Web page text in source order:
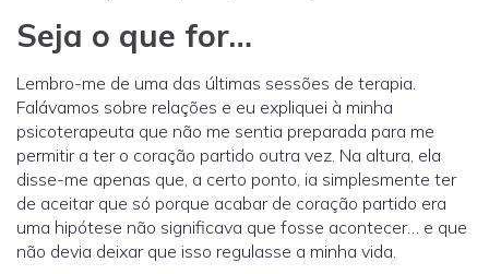
Seja o que for…
Lembro-me de uma das últimas sessões de terapia.
Falávamos sobre relações e eu expliquei à minha
psicoterapeuta que não me sentia preparada para me
permitir a ter o coração partido outra vez. Na altura, ela
disse-me apenas que, a certo ponto, ia simplesmente ter
de aceitar que só porque acabar de coração partido era
uma hipótese não significava que fosse acontecer… e que
não devia deixar que isso regulasse a minha vida.